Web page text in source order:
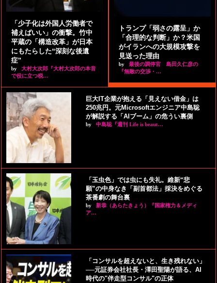
「少子化は外国人労働者で
補えばいい」の衝撃。竹中
平蔵の「構造改革」が日本
にもたらした“深刻な後遺
症”
by
大村大次郎『大村大次郎の本音
で役に立つ税…
トランプ「弱さの露呈」か
「合理的な判断」か？米国
がイランへの大規模攻撃を
見送った理由
by
最後の調停官 島田久仁彦の
『無敵の交渉・…
巨大IT企業が抱える「見えない借金」は
250兆円。元Microsoftエンジニア中島聡
が解説する「AIブーム」の危うい裏側
by 中島聡『週刊 Life is beaut…
「玉虫色」では虫にも失礼。維新“悲
願”の中身なき「副首都法」採決をめぐる
茶番劇の舞台裏
by
新恭（あらたきょう）『国家権力＆メディ
ア…
「コンサルを超えないと、生き残れない」
──元証券会社社長・澤田聖陽が語る、AI
時代の"伴走型コンサル"の正体